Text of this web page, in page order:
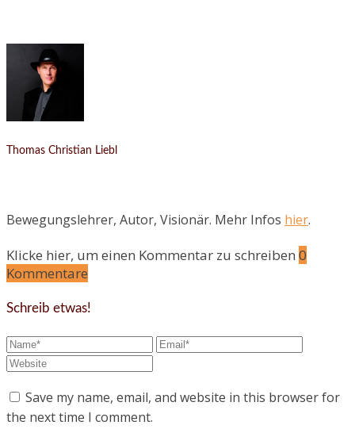
Thomas Christian Liebl
Bewegungslehrer, Autor, Visionär. Mehr Infos hier.
Klicke hier, um einen Kommentar zu schreiben 0
Kommentare
Schreib etwas!
Save my name, email, and website in this browser for
the next time I comment.